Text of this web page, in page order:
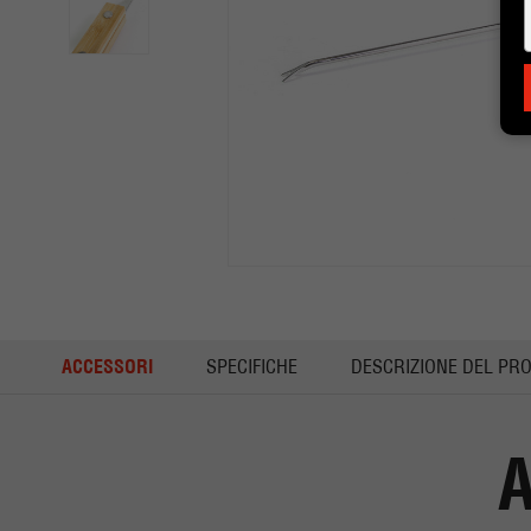
ACCESSORI SPECIFICHE DESCRIZIONE DEL